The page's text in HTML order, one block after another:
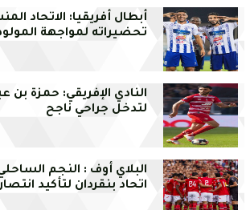
أبطال أفريقيا: الاتحاد
تحضيراته لمواجهة
النادي الإفريقي: حمزة
لتدخل جراحي ناجح
البلاي أوف : النجم
اتحاد بنقردان لتأكيد